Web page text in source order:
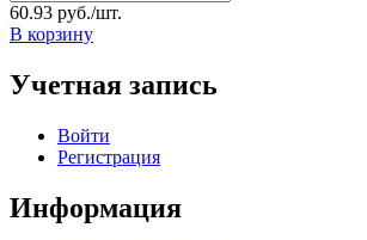
60.93 руб./шт.
В корзину
Учетная запись
Войти
Регистрация
Информация